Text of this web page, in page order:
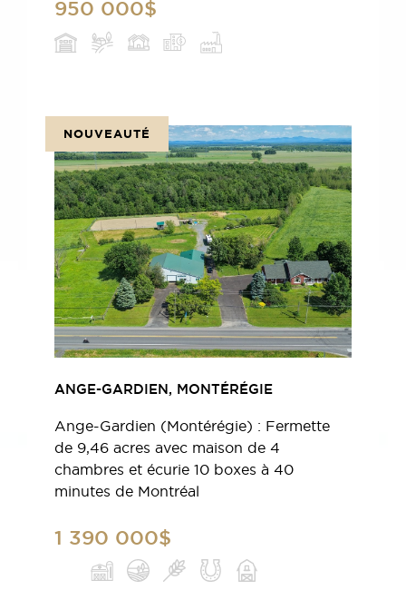
950 000$
NOUVEAUTÉ
ANGE-GARDIEN, MONTÉRÉGIE
Ange-Gardien (Montérégie) : Fermette
de 9,46 acres avec maison de 4
chambres et écurie 10 boxes à 40
minutes de Montréal
1 390 000$